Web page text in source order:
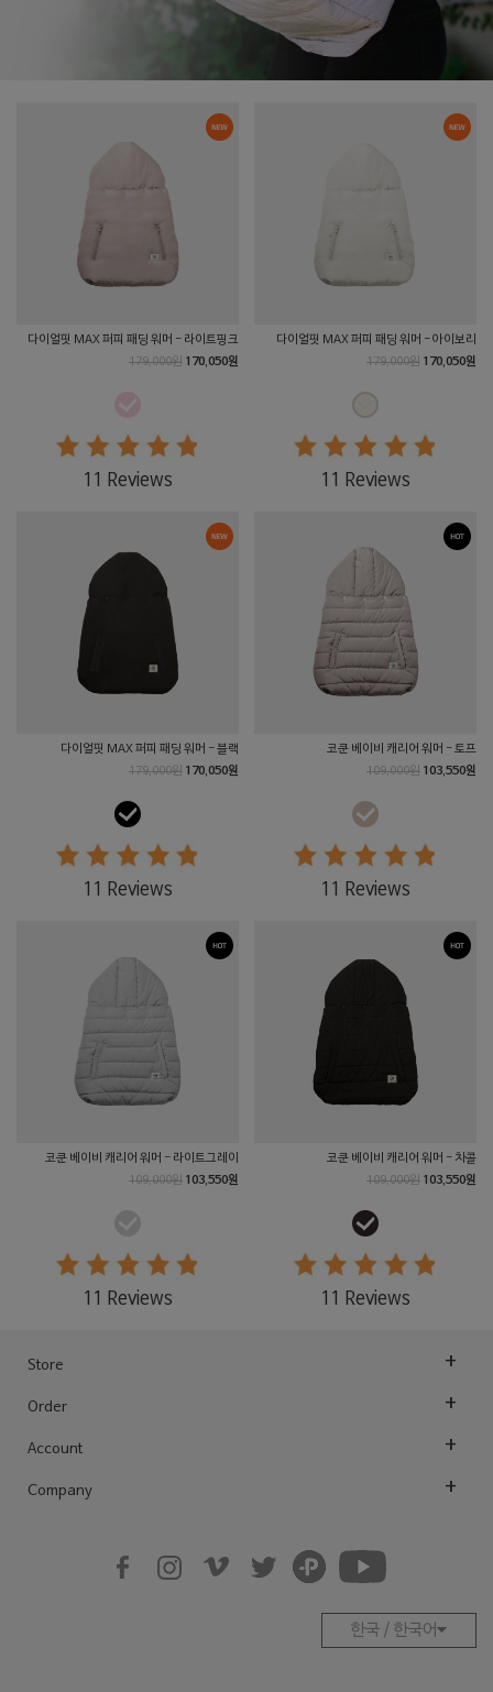
다이얼핏 MAX 퍼피 패딩 워머 - 라이트핑크
179,000원 170,050원
11 Reviews
다이얼핏 MAX 퍼피 패딩 워머 - 아이보리
179,000원 170,050원
11 Reviews
다이얼핏 MAX 퍼피 패딩 워머 - 블랙
179,000원 170,050원
11 Reviews
코쿤 베이비 캐리어 워머 - 토프
109,000원 103,550원
11 Reviews
코쿤 베이비 캐리어 워머 - 라이트그레이
109,000원 103,550원
11 Reviews
코쿤 베이비 캐리어 워머 - 차콜
109,000원 103,550원
11 Reviews
Store
Order
Account
Company
한국 / 한국어